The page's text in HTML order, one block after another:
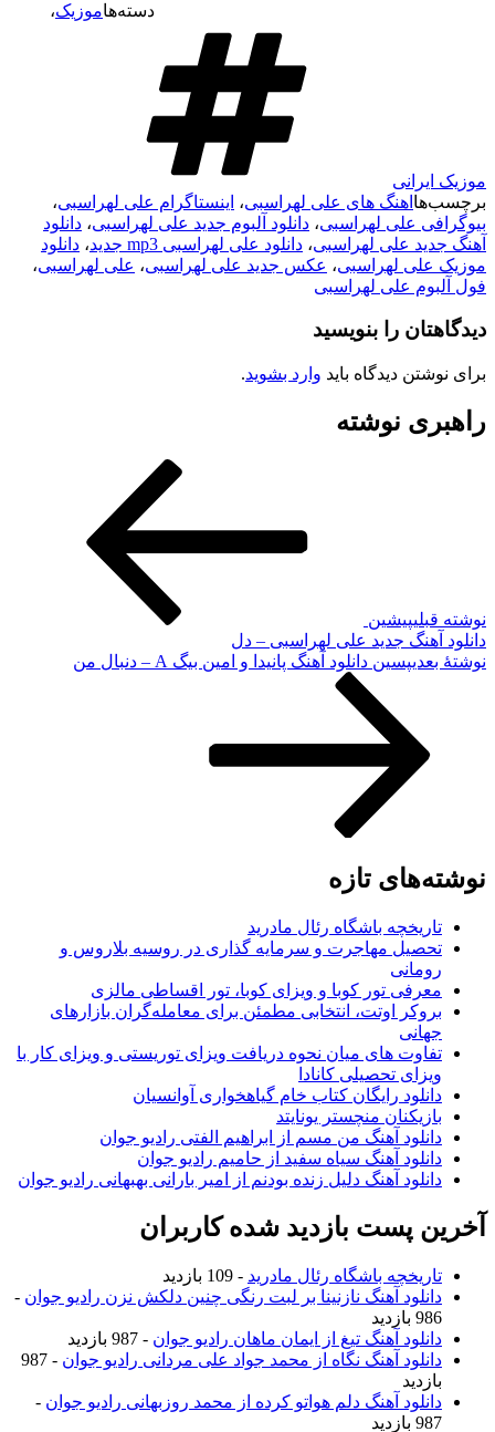
دسته‌هاموزیک،
موزیک ایرانی
برچسب‌ها اهنگ های علی لهراسبی، اینستاگرام علی لهراسبی،
بیوگرافی علی لهراسبی، دانلود آلبوم جدید علی لهراسبی، دانلود
آهنگ جدید علی لهراسبی، دانلود علی لهراسبی mp3 جدید ، دانلود
موزیک علی لهراسبی، عکس جدید علی لهراسبی، علی لهراسبی،
فول آلبوم علی لهراسبی
دیدگاهتان را بنویسید
برای نوشتن دیدگاه باید وارد بشوید.
راهبری نوشته
نوشته قبلیپیشین
دانلود آهنگ جدید علی لهراسبی – دل
نوشته‌ٔ بعدیپسین دانلود آهنگ پانیدا و امین بیگ A – دنبال من
نوشته‌های تازه
تاریخچه باشگاه رئال مادرید
تحصیل مهاجرت و سرمایه گذاری در روسیه بلاروس و
رومانی
معرفی تور کوبا و ویزای کوبا، تور اقساطی مالزی
بروکر اوتت، انتخابی مطمئن برای معامله‌گران بازارهای
جهانی
تفاوت های میان نحوه دریافت ویزای توریستی و ویزای کار با
ویزای تحصیلی کانادا
دانلود رایگان کتاب خام گیاهخواری آوانسیان
بازیکنان منچستر یونایتد
دانلود آهنگ من مسم از ابراهیم الفتی رادیو جوان
دانلود آهنگ سیاه سفید از حامیم رادیو جوان
دانلود آهنگ دلیل زنده بودنم از امیر بارانی بهبهانی رادیو جوان
آخرین پست بازدید شده کاربران
تاریخچه باشگاه رئال مادرید - 109 بازدید
دانلود آهنگ نازنینا بر لبت رنگی چنین دلکش نزن رادیو جوان -
986 بازدید
دانلود آهنگ تیغ از ایمان ماهان رادیو جوان - 987 بازدید
دانلود آهنگ نگاه از محمد جواد علی مردانی رادیو جوان
- 987
بازدید
دانلود آهنگ دلم هواتو کرده از محمد روزبهانی رادیو جوان -
987 بازدید